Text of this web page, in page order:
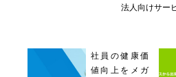
法人向けサー
社員の健康価
値向上をメガ